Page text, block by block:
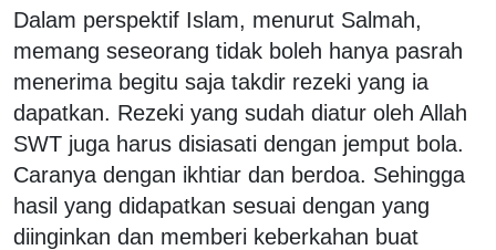
Dalam perspektif Islam, menurut Salmah,
memang seseorang tidak boleh hanya pasrah
menerima begitu saja takdir rezeki yang ia
dapatkan. Rezeki yang sudah diatur oleh Allah
SWT juga harus disiasati dengan jemput bola.
Caranya dengan ikhtiar dan berdoa. Sehingga
hasil yang didapatkan sesuai dengan yang
diinginkan dan memberi keberkahan buat